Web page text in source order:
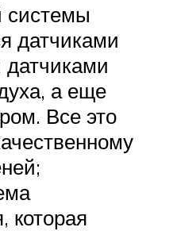
системы
датчиками
а еще
Все это
которая